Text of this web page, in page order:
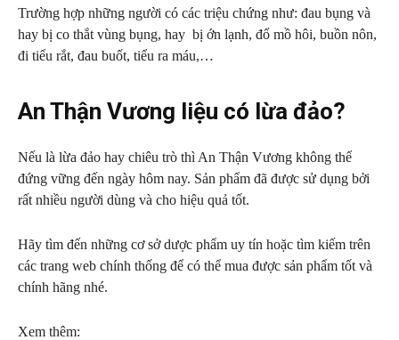
Trường hợp những người có các triệu chứng như: đau bụng và
hay bị co thắt vùng bụng, hay bị ớn lạnh, đổ mồ hôi, buồn nôn,
đi tiểu rắt, đau buốt, tiểu ra máu,…
An Thận Vương liệu có lừa đảo?
Nếu là lừa đảo hay chiêu trò thì An Thận Vương không thể
đứng vững đến ngày hôm nay. Sản phẩm đã được sử dụng bởi
rất nhiều người dùng và cho hiệu quả tốt.
Hãy tìm đến những cơ sở dược phẩm uy tín hoặc tìm kiếm trên
các trang web chính thống để có thể mua được sản phẩm tốt và
chính hãng nhé.
Xem thêm: